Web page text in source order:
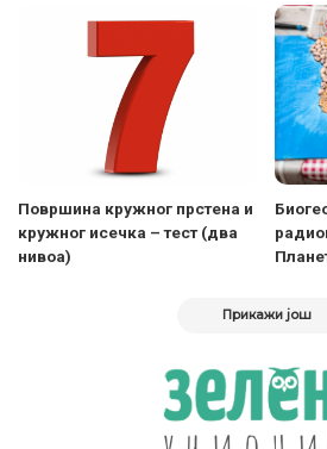
Површина кружног прстена и
кружног исечка – тест (два
нивоа)
Прикажи још